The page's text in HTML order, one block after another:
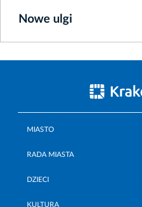
Nowe ulgi
MIASTO
RADA MIASTA
DZIECI
KULTURA